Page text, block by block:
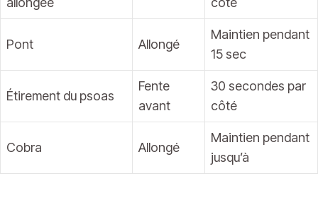
Pont Allongé
Maintien pendant
15 sec
Étirement du psoas
Fente
avant
30 secondes par
côté
Cobra Allongé
Maintien pendant
jusqu’à